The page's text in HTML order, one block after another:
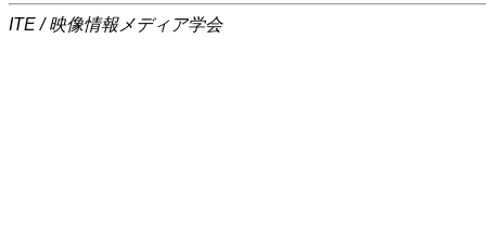
ITE / 映像情報メディア学会